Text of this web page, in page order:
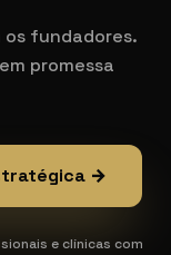
fundadores.
promessa
→
e clínicas com